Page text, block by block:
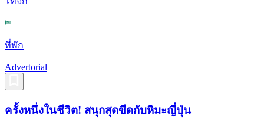
ที่พัก
Advertorial
ครั้งหนึ่งในชีวิต! สนุกสุดขีดกับหิมะญี่ปุ่น